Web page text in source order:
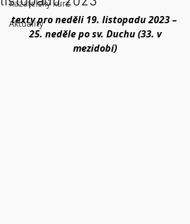
Kazatelský kurz
Aktuality
texty pro neděli 19. listopadu 2023 –
25. neděle po sv. Duchu (33. v
mezidobí)